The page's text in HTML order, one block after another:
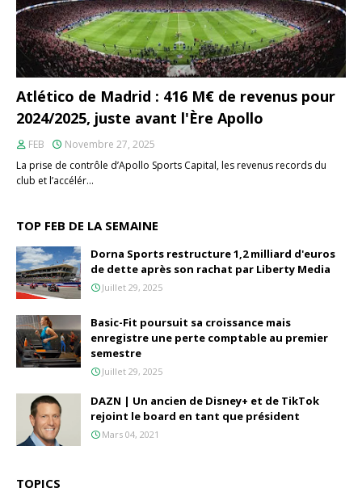
Atlético de Madrid : 416 M€ de revenus pour
2024/2025, juste avant l'Ère Apollo
FEB
Novembre 27, 2025
La prise de contrôle d’Apollo Sports Capital, les revenus records du
club et l’accélér…
TOP FEB DE LA SEMAINE
Dorna Sports restructure 1,2 milliard d'euros
de dette après son rachat par Liberty Media
Juillet 29, 2025
Basic-Fit poursuit sa croissance mais
enregistre une perte comptable au premier
semestre
Juillet 29, 2025
DAZN | Un ancien de Disney+ et de TikTok
rejoint le board en tant que président
Mars 04, 2021
TOPICS